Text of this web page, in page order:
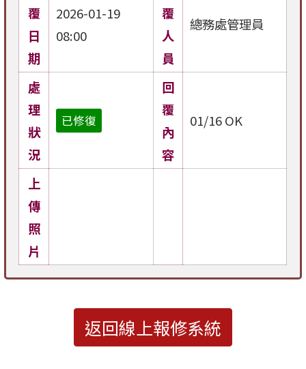
覆
日
期
2026-01-19
08:00
覆
人
員
總務處管理員
處
理
狀
況
已修復
回
覆
內
容
01/16 OK
上
傳
照
片
返回線上報修系統